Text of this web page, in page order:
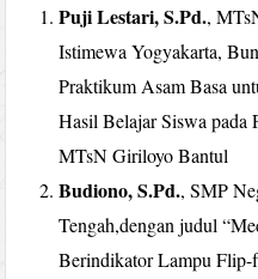
Puji Lestari, S.Pd.,
Istimewa Yogyakarta,
Praktikum Asam Basa
Hasil Belajar Siswa
MTsN Giriloyo Bantul
Budiono, S.Pd., SMP
Tengah,dengan judul
Berindikator Lampu Flip-